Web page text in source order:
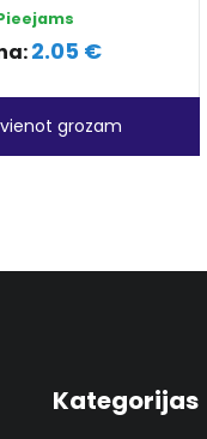
2.05 €
grozam
Kategorijas